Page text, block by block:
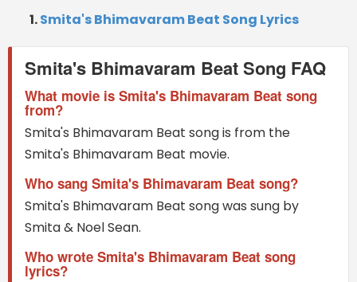
Smita's Bhimavaram Beat Song Lyrics
Smita's Bhimavaram Beat Song FAQ
What movie is Smita's Bhimavaram Beat song
from?
Smita's Bhimavaram Beat song is from the
Smita's Bhimavaram Beat movie.
Who sang Smita's Bhimavaram Beat song?
Smita's Bhimavaram Beat song was sung by
Smita & Noel Sean.
Who wrote Smita's Bhimavaram Beat song
lyrics?